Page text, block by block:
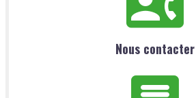
Nous contacter